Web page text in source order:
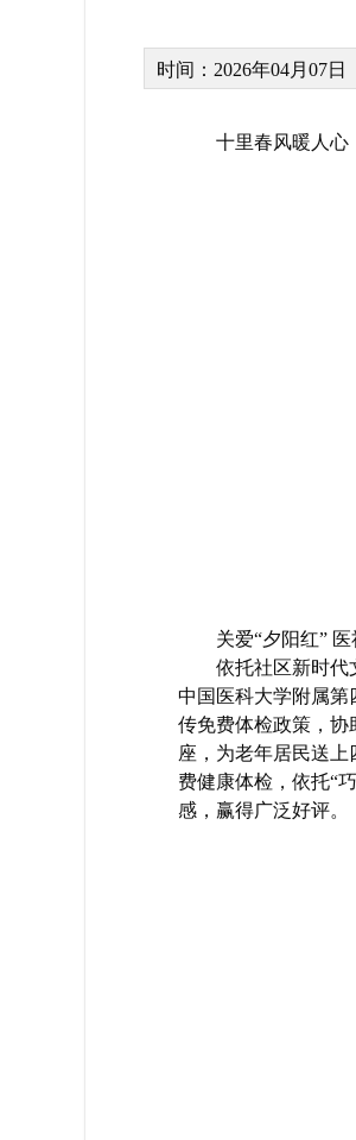
时间：2026年04月07日
十里春风暖人心
关爱“夕阳红”
依托社区新时代
中国医科大学附属第
传免费体检政策，协
座，为老年居民送
费健康体检，依托“
感，赢得广泛好评。